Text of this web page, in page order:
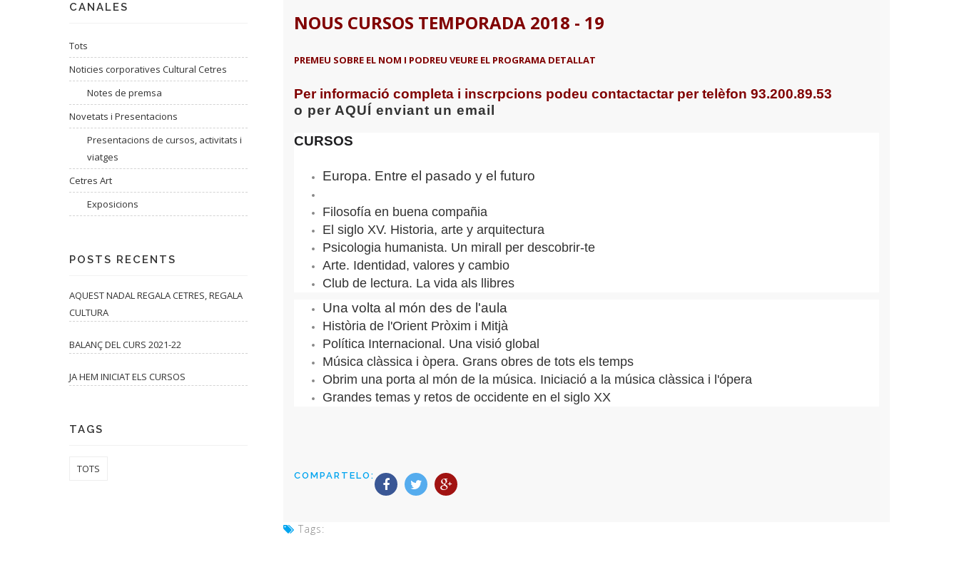
CANALES
Tots
Noticies corporatives Cultural Cetres
Notes de premsa
Novetats i Presentacions
Presentacions de cursos, activitats i
viatges
Cetres Art
Exposicions
POSTS RECENTS
AQUEST NADAL REGALA CETRES, REGALA
CULTURA
BALANÇ DEL CURS 2021-22
JA HEM INICIAT ELS CURSOS
TAGS
TOTS
NOUS CURSOS TEMPORADA 2018 - 19
PREMEU SOBRE EL NOM I PODREU VEURE EL PROGRAMA DETALLAT
Per informació completa i inscrpcions podeu contactactar per telèfon 93.200.89.53
o per AQUÍ enviant un email
CURSOS
Europa. Entre el pasado y el futuro
Filosofía en buena compañia
El siglo XV. Historia, arte y arquitectura
Psicologia humanista. Un mirall per descobrir-te
Arte. Identidad, valores y cambio
Club de lectura. La vida als llibres
Una volta al món des de l'aula
Història de l'Orient Pròxim i Mitjà
Política Internacional. Una visió global
Música clàssica i òpera. Grans obres de tots els temps
Obrim una porta al món de la música. Iniciació a la música clàssica i l'ópera
Grandes temas y retos de occidente en el siglo XX
COMPARTELO:
Tags: